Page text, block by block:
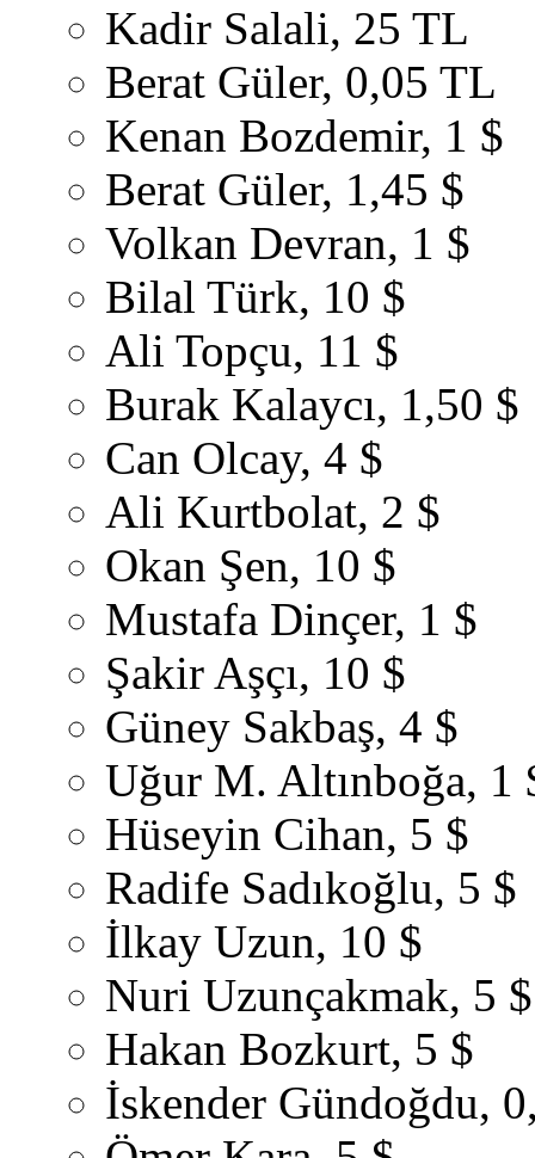
Kadir Salali, 25 TL
Berat Güler, 0,05 TL
Kenan Bozdemir, 1 $
Berat Güler, 1,45 $
Volkan Devran, 1 $
Bilal Türk, 10 $
Ali Topçu, 11 $
Burak Kalaycı, 1,50 $
Can Olcay, 4 $
Ali Kurtbolat, 2 $
Okan Şen, 10 $
Mustafa Dinçer, 1 $
Şakir Aşçı, 10 $
Güney Sakbaş, 4 $
Uğur M. Altınboğa, 1
Hüseyin Cihan, 5 $
Radife Sadıkoğlu, 5 $
İlkay Uzun, 10 $
Nuri Uzunçakmak, 5 $
Hakan Bozkurt, 5 $
İskender Gündoğdu,